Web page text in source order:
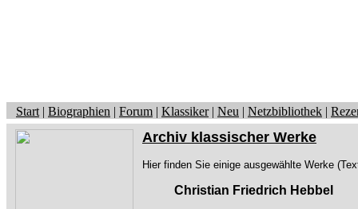
Start | Biographien | Forum | Klassiker| Neu | Netzbibliothek |
Archiv klassischer Werke
Hier finden Sie einige ausgewählte Werke
Christian Friedrich Hebbel